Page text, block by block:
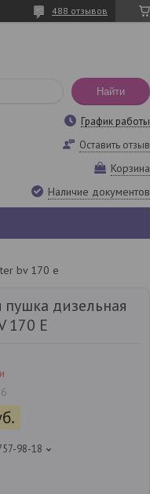
488 отзывов
Найти
График работы
Оставить отзыв
Корзина
Наличие документов
bv 170 e
пушка дизельная
170 E
98-18